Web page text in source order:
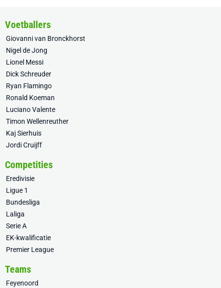
Voetballers
Giovanni van Bronckhorst
Nigel de Jong
Lionel Messi
Dick Schreuder
Ryan Flamingo
Ronald Koeman
Luciano Valente
Timon Wellenreuther
Kaj Sierhuis
Jordi Cruijff
Competities
Eredivisie
Ligue 1
Bundesliga
Laliga
Serie A
EK-kwalificatie
Premier League
Teams
Feyenoord